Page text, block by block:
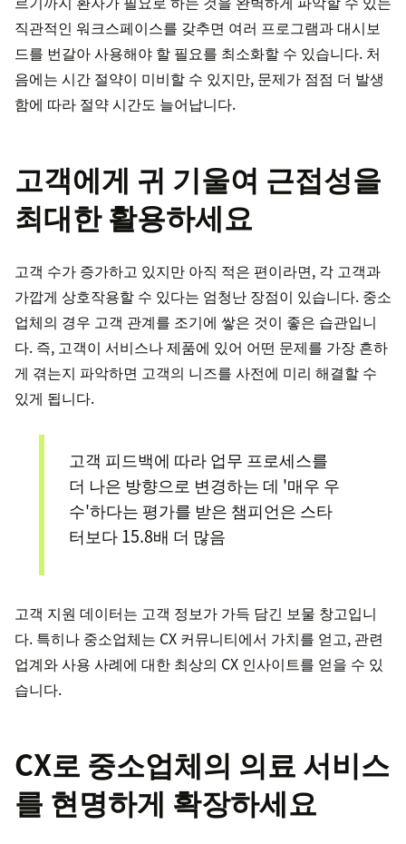
직관적인 워크스페이스를 갖추면 여러 프로그램과 대시보
드를 번갈아 사용해야 할 필요를 최소화할 수 있습니다. 처
음에는 시간 절약이 미비할 수 있지만, 문제가 점점 더 발생
함에 따라 절약 시간도 늘어납니다.
고객에게 귀 기울여 근접성을
최대한 활용하세요
고객 수가 증가하고 있지만 아직 적은 편이라면, 각 고객과
가깝게 상호작용할 수 있다는 엄청난 장점이 있습니다. 중소
업체의 경우 고객 관계를 조기에 쌓은 것이 좋은 습관입니
다. 즉, 고객이 서비스나 제품에 있어 어떤 문제를 가장 흔하
게 겪는지 파악하면 고객의 니즈를 사전에 미리 해결할 수
있게 됩니다.
고객 피드백에 따라 업무 프로세스를
더 나은 방향으로 변경하는 데 '매우 우
수'하다는 평가를 받은 챔피언은 스타
터보다 15.8배 더 많음
고객 지원 데이터는 고객 정보가 가득 담긴 보물 창고입니
다. 특히나 중소업체는 CX 커뮤니티에서 가치를 얻고, 관련
업계와 사용 사례에 대한 최상의 CX 인사이트를 얻을 수 있
습니다.
CX로 중소업체의 의료 서비스
를 현명하게 확장하세요